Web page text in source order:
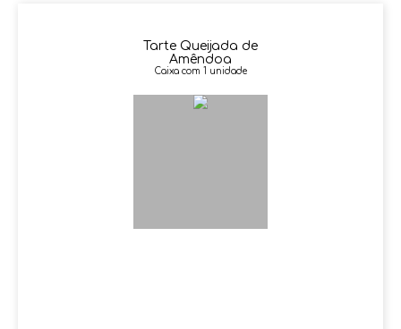
Tarte Queijada de
Amêndoa
Caixa com 1 unidade